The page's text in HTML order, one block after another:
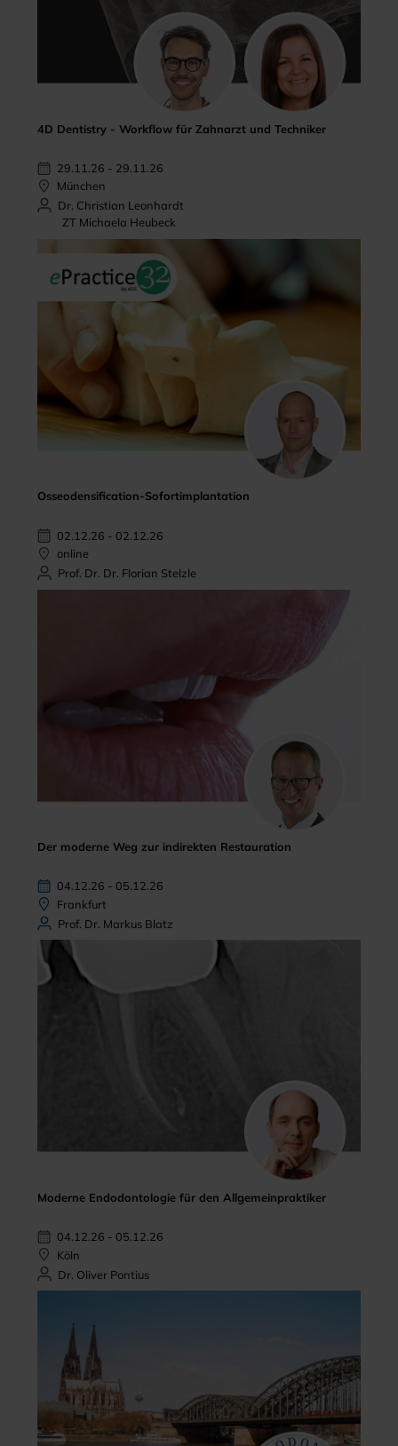
4D Dentistry - Workflow für Zahnarzt und Techniker
29.11.26 - 29.11.26
München
Dr. Christian Leonhardt
ZT Michaela Heubeck
Osseodensification-Sofortimplantation
02.12.26 - 02.12.26
online
Prof. Dr. Dr. Florian Stelzle
Der moderne Weg zur indirekten Restauration
04.12.26 - 05.12.26
Frankfurt
Prof. Dr. Markus Blatz
Moderne Endodontologie für den Allgemeinpraktiker
04.12.26 - 05.12.26
Köln
Dr. Oliver Pontius